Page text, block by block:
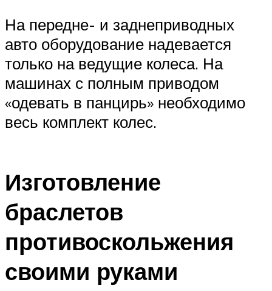
На передне- и заднеприводных
авто оборудование надевается
только на ведущие колеса. На
машинах с полным приводом
«одевать в панцирь» необходимо
весь комплект колес.​
Изготовление
браслетов
противоскольжения
своими руками